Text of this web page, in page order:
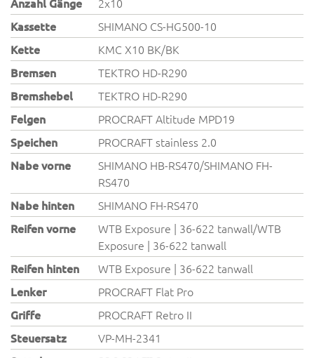
Kassette
SHIMANO CS-HG500-10
Kette
KMC X10 BK/BK
Bremsen
TEKTRO HD-R290
Bremshebel
TEKTRO HD-R290
Felgen
PROCRAFT Altitude MPD19
Speichen
PROCRAFT stainless 2.0
Nabe vorne
SHIMANO HB-RS470/SHIMANO FH-
RS470
Nabe hinten
SHIMANO FH-RS470
Reifen vorne
WTB Exposure | 36-622 tanwall/WTB
Exposure | 36-622 tanwall
Reifen hinten
WTB Exposure | 36-622 tanwall
Lenker
PROCRAFT Flat Pro
Griffe
PROCRAFT Retro II
Steuersatz
VP-MH-2341